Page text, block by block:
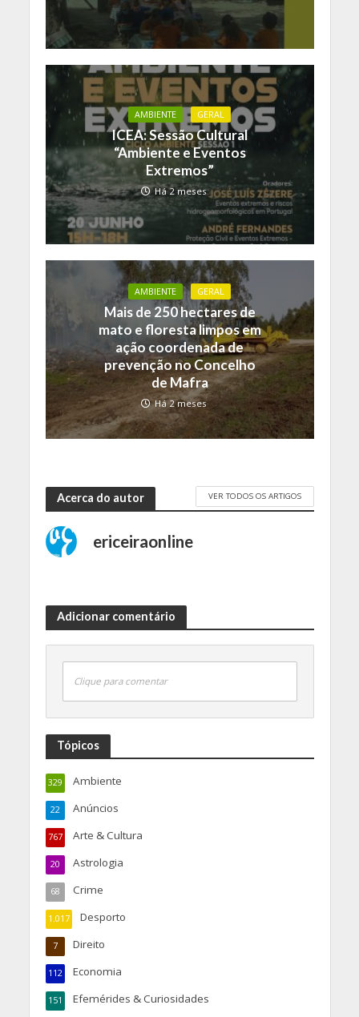
AMBIENTE GERAL
ICEA: Sessão Cultural
“Ambiente e Eventos
Extremos”
Há 2 meses
AMBIENTE GERAL
Mais de 250 hectares de
mato e floresta limpos em
ação coordenada de
prevenção no Concelho
de Mafra
Há 2 meses
Acerca do autor VER TODOS OS ARTIGOS
ericeiraonline
Adicionar comentário
Clique para comentar
Tópicos
Ambiente
329
Anúncios
22
Arte & Cultura
767
Astrologia
20
Crime
68
Desporto
1.017
Direito
7
Economia
112
Efemérides & Curiosidades
151